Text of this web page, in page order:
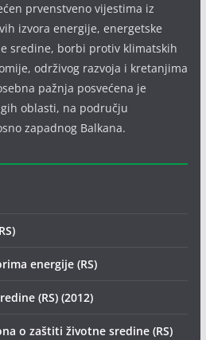
prvenstveno vijestima iz
izvora energije, energetske
sredine, borbi protiv klimatskih
održivog razvoja i kretanjima
pažnja posvećena je
oblasti, na području
zapadnog Balkana.
energije (RS)
(RS) (2012)
o zaštiti životne sredine (RS)